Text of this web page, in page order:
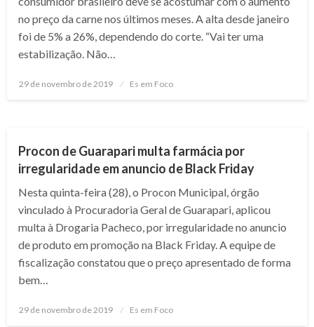
no preço da carne nos últimos meses. A alta desde janeiro
foi de 5% a 26%, dependendo do corte. “Vai ter uma
estabilização. Não…
Posted
29 de novembro de 2019 Es em Foco
Procon de Guarapari multa farmácia por
irregularidade em anuncio de Black Friday
Nesta quinta-feira (28), o Procon Municipal, órgão
vinculado à Procuradoria Geral de Guarapari, aplicou
multa à Drogaria Pacheco, por irregularidade no anuncio
de produto em promoção na Black Friday. A equipe de
fiscalização constatou que o preço apresentado de forma
bem…
Posted
29 de novembro de 2019 Es em Foco